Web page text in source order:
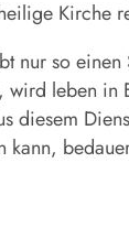
Kirche
nur so
wird leben
diesem
kann,